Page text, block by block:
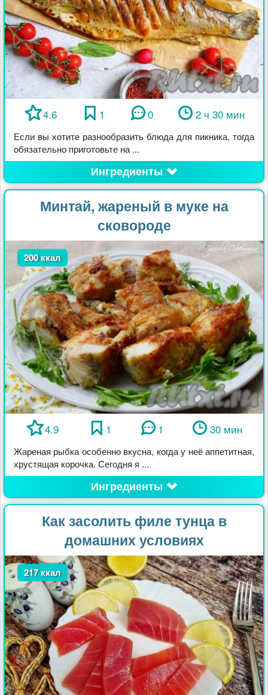
4.6 1 0 2 ч 30 мин
Если вы хотите разнообразить блюда для пикника, тогда
обязательно приготовьте на ...
Ингредиенты
Минтай, жареный в муке на
сковороде
200 ккал
4.9 1 1 30 мин
Жареная рыбка особенно вкусна, когда у неё аппетитная,
хрустящая корочка. Сегодня я ...
Ингредиенты
Как засолить филе тунца в
домашних условиях
217 ккал